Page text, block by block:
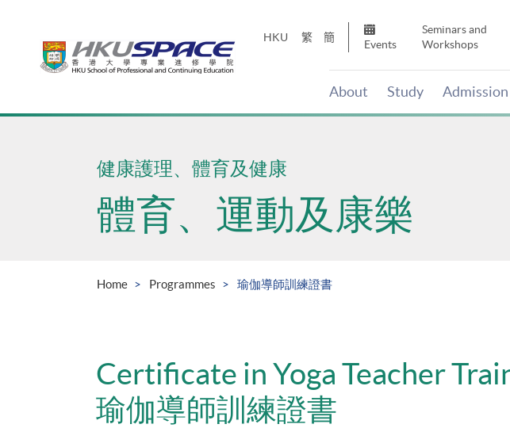
HKU 繁 簡
Events
Seminars and
Workshops
About Study Admission
Main
健康護理、體育及健康
體育、運動及康樂
Home Programmes 瑜伽導師訓練證書
Certificate in Yoga Teacher
瑜伽導師訓練證書